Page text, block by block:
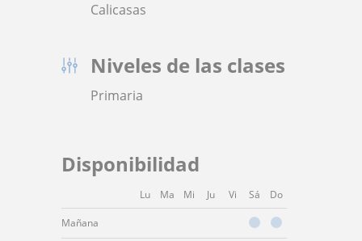
Calicasas
Niveles de las clases
Primaria
Disponibilidad
Lu Ma Mi Ju Vi Sá Do
Mañana